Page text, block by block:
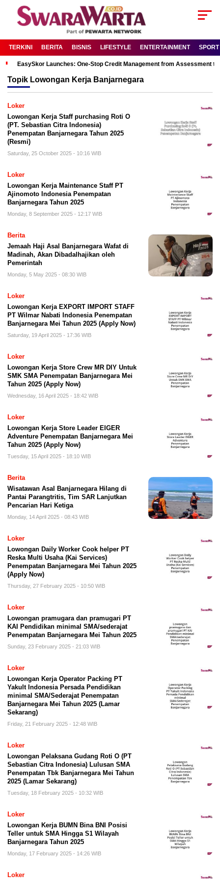
TERKINI BERITA BISNIS LIFESTYLE ENTERTAINMENT SPORT
EasySkor Launches: One-Stop Credit Management from Assessment
Topik Lowongan Kerja Banjarnegara
Loker
Lowongan Kerja Staff purchasing Roti O
(PT. Sebastian Citra Indonesia)
Penempatan Banjarnegara Tahun 2025
(Resmi)
Saturday, 25 October 2025 - 10:16 WIB
Loker
Lowongan Kerja Maintenance Staff PT
Ajinomoto Indonesia Penempatan
Banjarnegara Tahun 2025
Monday, 8 September 2025 - 12:17 WIB
Berita
Jemaah Haji Asal Banjarnegara Wafat di
Madinah, Akan Dibadalhajikan oleh
Pemerintah
Monday, 5 May 2025 - 08:30 WIB
Loker
Lowongan Kerja EXPORT IMPORT STAFF
PT Wilmar Nabati Indonesia Penempatan
Banjarnegara Mei Tahun 2025 (Apply Now)
Saturday, 19 April 2025 - 17:36 WIB
Loker
Lowongan Kerja Store Crew MR DIY Untuk
SMK SMA Penempatan Banjarnegara Mei
Tahun 2025 (Apply Now)
Wednesday, 16 April 2025 - 18:42 WIB
Loker
Lowongan Kerja Store Leader EIGER
Adventure Penempatan Banjarnegara Mei
Tahun 2025 (Apply Now)
Tuesday, 15 April 2025 - 18:10 WIB
Berita
Wisatawan Asal Banjarnegara Hilang di
Pantai Parangtritis, Tim SAR Lanjutkan
Pencarian Hari Ketiga
Monday, 14 April 2025 - 08:43 WIB
Loker
Lowongan Daily Worker Cook helper PT
Reska Multi Usaha (Kai Services)
Penempatan Banjarnegara Mei Tahun 2025
(Apply Now)
Thursday, 27 February 2025 - 10:50 WIB
Loker
Lowongan pramugara dan pramugari PT
KAI Pendidikan minimal SMA/sederajat
Penempatan Banjarnegara Mei Tahun 2025
Sunday, 23 February 2025 - 21:03 WIB
Loker
Lowongan Kerja Operator Packing PT
Yakult Indonesia Persada Pendidikan
minimal SMA/Sederajat Penempatan
Banjarnegara Mei Tahun 2025 (Lamar
Sekarang)
Friday, 21 February 2025 - 12:48 WIB
Loker
Lowongan Pelaksana Gudang Roti O (PT
Sebastian Citra Indonesia) Lulusan SMA
Penempatan Tbk Banjarnegara Mei Tahun
2025 (Lamar Sekarang)
Tuesday, 18 February 2025 - 10:32 WIB
Loker
Lowongan Kerja BUMN Bina BNI Posisi
Teller untuk SMA Hingga S1 Wilayah
Banjarnegara Tahun 2025
Monday, 17 February 2025 - 14:26 WIB
Loker